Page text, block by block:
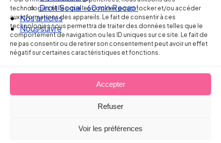
technologies telles que les cookies pour stocker et/ou accéder
aux informations des appareils. Le fait de consentir à ces
technologies nous permettra de traiter des données telles que le
comportement de navigation ou les ID uniques sur ce site. Le fait de
ne pas consentir ou de retirer son consentement peut avoir un effet
négatif sur certaines caractéristiques et fonctions.
Accepter
Refuser
Voir les préférences
Droit Social : 60 min Recap’
Nos articles
Nous suivre
Ellipse Avocats
Réseau
de cabinets
d’avocats
experts